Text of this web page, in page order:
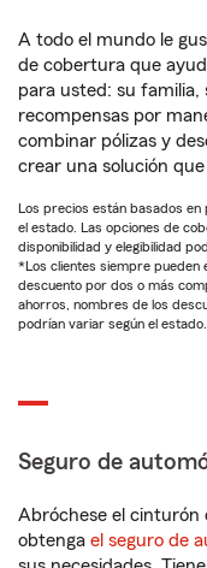
A todo el mundo le
de cobertura que
para usted: su familia,
recompensas por
combinar pólizas y
crear una solución
Los precios están basados en
el estado. Las opciones de
disponibilidad y elegibilidad
*Los clientes siempre pueden
descuento por dos o más
ahorros, nombres de los
podrían variar según el estado.
Seguro de
Abróchese el cinturón
obtenga el seguro de